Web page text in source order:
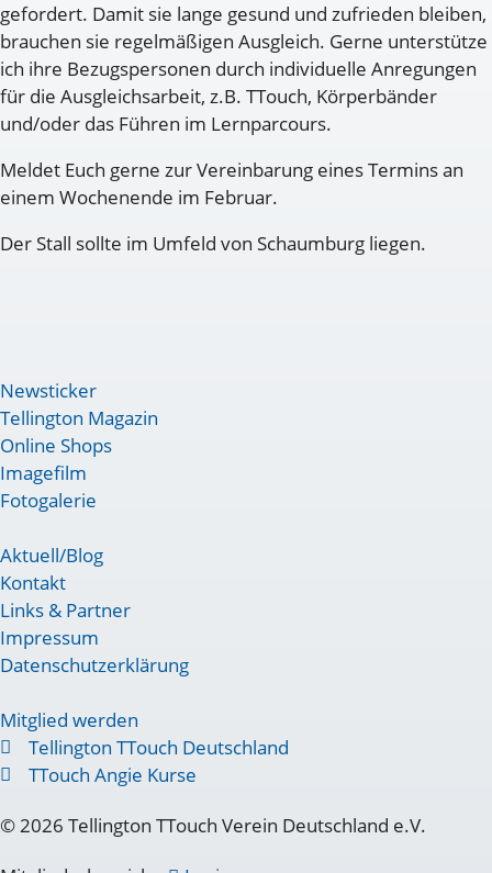
gefordert. Damit sie lange gesund und zufrieden bleiben,
brauchen sie regelmäßigen Ausgleich. Gerne unterstütze
ich ihre Bezugspersonen durch individuelle Anregungen
für die Ausgleichsarbeit, z.B. TTouch, Körperbänder
und/oder das Führen im Lernparcours.
Meldet Euch gerne zur Vereinbarung eines Termins an
einem Wochenende im Februar.
Der Stall sollte im Umfeld von Schaumburg liegen.
Newsticker
Tellington Magazin
Online Shops
Imagefilm
Fotogalerie
Aktuell/Blog
Kontakt
Links & Partner
Impressum
Datenschutzerklärung
Mitglied werden
Tellington TTouch Deutschland
TTouch Angie Kurse
© 2026 Tellington TTouch Verein Deutschland e.V.